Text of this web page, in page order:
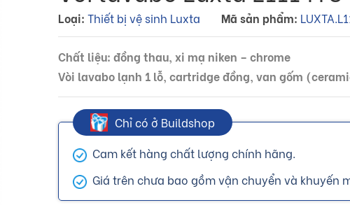
Loại: Thiết bị vệ sinh Luxta Mã sản phẩm:
Chất liệu: đồng thau, xi mạ niken – chrome
Vòi lavabo lạnh 1 lỗ, cartridge đồng, van gốm
Chỉ có ở Buildshop
Cam kết hàng chất lượng chính hãng.
Giá trên chưa bao gồm vận chuyển và khuyến